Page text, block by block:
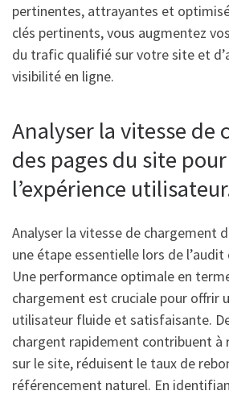
pertinentes, attrayantes et
clés pertinents, vous augmentez
du trafic qualifié sur votre site et
visibilité en ligne.
Analyser la vitesse de
des pages du site
l’expérience
Analyser la vitesse de chargement
une étape essentielle lors de
Une performance optimale en
chargement est cruciale pour offrir
utilisateur fluide et satisfaisante.
chargent rapidement contribuent à
sur le site, réduisent le taux de
référencement naturel. En